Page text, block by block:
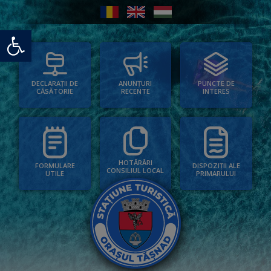
Deschide bara de unelte
DECLARAȚII DE
CĂSĂTORIE
ANUNȚURI
RECENTE
PUNCTE DE
INTERES
FORMULARE
UTILE
HOTĂRÂRI
CONSILIUL LOCAL
DISPOZIȚII ALE
PRIMARULUI